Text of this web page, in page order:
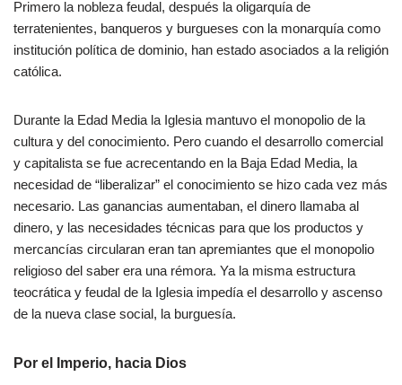
Primero la nobleza feudal, después la oligarquía de
terratenientes, banqueros y burgueses con la monarquía como
institución política de dominio, han estado asociados a la religión
católica.
Durante la Edad Media la Iglesia mantuvo el monopolio de la
cultura y del conocimiento. Pero cuando el desarrollo comercial
y capitalista se fue acrecentando en la Baja Edad Media, la
necesidad de “liberalizar” el conocimiento se hizo cada vez más
necesario. Las ganancias aumentaban, el dinero llamaba al
dinero, y las necesidades técnicas para que los productos y
mercancías circularan eran tan apremiantes que el monopolio
religioso del saber era una rémora. Ya la misma estructura
teocrática y feudal de la Iglesia impedía el desarrollo y ascenso
de la nueva clase social, la burguesía.
Por el Imperio, hacia Dios